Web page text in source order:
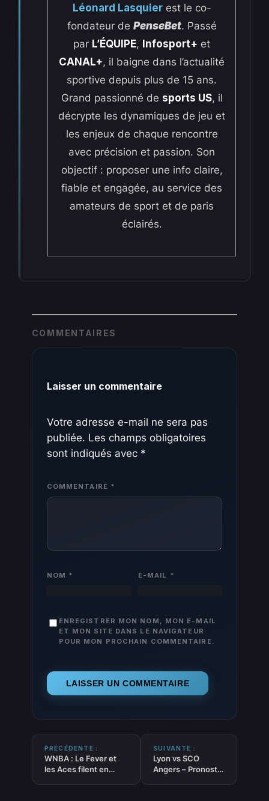
Léonard Lasquierest le co-
fondateur de PenseBet. Passé
par L’ÉQUIPE, Infosport+ et
CANAL+, il baigne dans l’actualité
sportive depuis plus de 15 ans.
Grand passionné de sports US, il
décrypte les dynamiques de jeu et
les enjeux de chaque rencontre
avec précision et passion. Son
objectif : proposer une info claire,
fiable et engagée, au service des
amateurs de sport et de paris
éclairés.
COMMENTAIRES
Laisser un commentaire
Votre adresse e-mail ne sera pas
publiée. Les champs obligatoires
sont indiqués avec *
COMMENTAIRE *
NOM * E-MAIL *
ENREGISTRER MON NOM, MON E-MAIL
ET MON SITE DANS LE NAVIGATEUR
POUR MON PROCHAIN COMMENTAIRE.
PRÉCÉDENTE :
WNBA : Le Fever et
les Aces filent en
SUIVANTE :
Lyon vs SCO
Angers – Pronostic